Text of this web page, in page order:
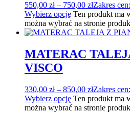
550,00 zł – 750,00 złZakres
Wybierz opcję Ten produkt ma
można wybrać na stronie
MATERAC
VISCO
330,00 zł – 850,00 złZakres
Wybierz opcję Ten produkt ma
można wybrać na stronie